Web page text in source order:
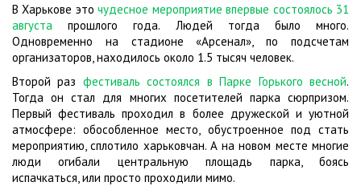
В Харькове эточудесное мероприятие впервые состоялось 31
августа прошлого года. Людей тогда было много.
Одновременно на стадионе «Арсенал», по подсчетам
организаторов, находилось около 1.5 тысяч человек.
Второй раз фестиваль состоялся в Парке Горького весной.
Тогда он стал для многих посетителей парка сюрпризом.
Первый фестиваль проходил в более дружеской и уютной
атмосфере: обособленное место, обустроенное под стать
мероприятию, сплотило харьковчан. А на новом месте многие
люди огибали центральную площадь парка, боясь
испачкаться, или просто проходили мимо.